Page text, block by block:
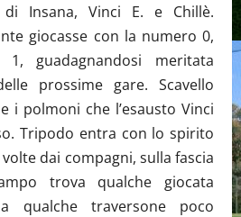
Insana, Vinci E. e Chillè.
giocasse con la numero 0,
guadagnandosi meritata
prossime gare. Scavello
i polmoni che l’esausto Vinci
Tripodo entra con lo spirito
dai compagni, sulla fascia
trova qualche giocata
qualche traversone poco